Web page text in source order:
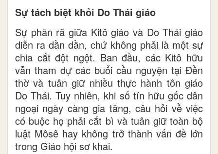
Sự tách biệt khỏi Do Thái giáo
Sự phân rã giữa Kitô giáo và Do Thái giáo
diễn ra dần dần, chứ không phải là một sự
chia cắt đột ngột. Ban đầu, các Kitô hữu
vẫn tham dự các buổi cầu nguyện tại Đền
thờ và tuân giữ nhiều thực hành tôn giáo
Do Thái. Tuy nhiên, khi số tín hữu gốc dân
ngoại ngày càng gia tăng, câu hỏi về việc
có buộc họ phải cắt bì và tuân giữ toàn bộ
luật Môsê hay không trở thành vấn đề lớn
trong Giáo hội sơ khai.